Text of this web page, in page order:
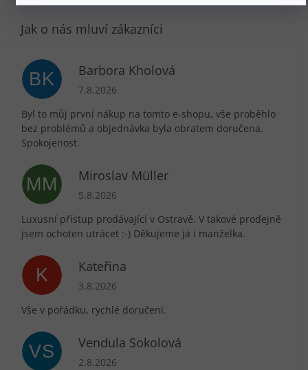
BK Barbora Kholová
Hodnocení obchodu je 5 z 5 hvězdiček.
7.8.2026
Byl to můj první nákup na tomto e-shopu, vše proběhlo
bez problémů a objednávka byla obratem doručena.
Spokojenost.
MM Miroslav Müller
Hodnocení obchodu je 5 z 5 hvězdiček.
5.8.2026
Luxusní přístup prodávající v Ostravě. V takové prodejně
jsem ochoten utrácet :-) Děkujeme já i manželka.
K Kateřina
Hodnocení obchodu je 5 z 5 hvězdiček.
3.8.2026
Vše v pořádku, rychlé doručení.
VS Vendula Sokolová
Hodnocení obchodu je 5 z 5 hvězdiček.
2.8.2026